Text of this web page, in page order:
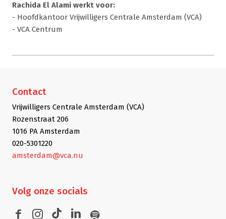
Rachida El Alami werkt voor:
- Hoofdkantoor Vrijwilligers Centrale Amsterdam (VCA)
- VCA Centrum
Contact
Vrijwilligers Centrale Amsterdam (VCA)
Rozenstraat 206
1016 PA Amsterdam
020-5301220
amsterdam@vca.nu
Volg onze socials